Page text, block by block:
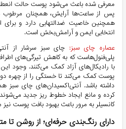
معرفی شده باعث می‌شود پوست حالت
پس از ساعت‌ها آرایش، همچنان مرطوب
همچنین خاصیت ضدالتهابی دارد و
انتخابی ایمن و آرامش‌بخش است.
عصاره چای سبز: چای سبز سرشار از
پلی‌فنول‌هاست که به کاهش تیرگی‌های
با رادیکال‌های آزاد کمک می‌کنند. وجود
پوست کمک می‌کند تا خستگی را از چهره
داشته باشد. آنتی‌اکسیدان‌های چای سبز
کرده و مانع ایجاد خطوط ریز جدید
کانسیلر به مرور باعث بهبود بافت پوست
دارای رنگ‌بندی حرفه‌ای؛ از روشن